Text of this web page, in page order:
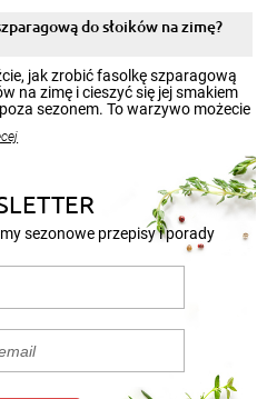
atmosferę cieplejszych
Przygotowanie słoików ze
pozwolą zachować świeżość
do słoików na zimę?
jak zrobić fasolkę szparagową
na zimę i cieszyć się jej smakiem
sezonem. To warzywo możecie
sezonowe przepisy i porady